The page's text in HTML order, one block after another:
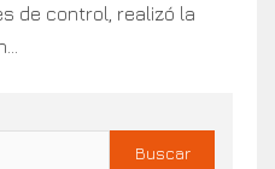
de control, realizó la